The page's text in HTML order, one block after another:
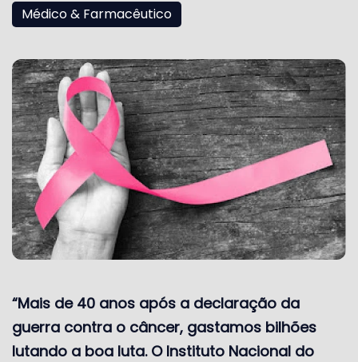
Médico & Farmacêutico
“Mais de 40 anos após a declaração da
guerra contra o câncer, gastamos bilhões
lutando a boa luta. O Instituto Nacional do